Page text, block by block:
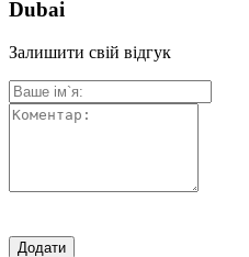
Dubai
Залишити свій відгук